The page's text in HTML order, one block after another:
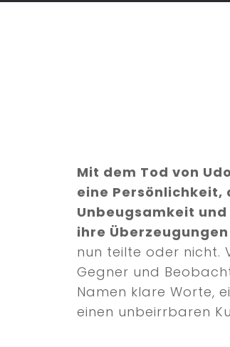
Mit dem Tod von
eine Persönlichkeit,
Unbeugsamkeit
ihre
nun teilte oder nicht.
Gegner und
Namen klare Worte,
einen unbeirrbaren